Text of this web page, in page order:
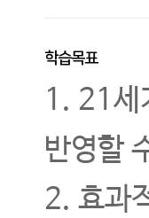
학습목표
1. 21세
반영할
2. 효과